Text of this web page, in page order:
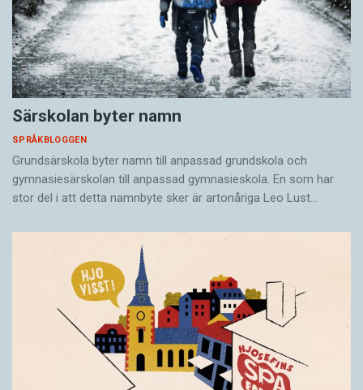
Särskolan byter namn
SPRÅKBLOGGEN
Grundsärskola byter namn till anpassad grundskola och
gymnasiesärskolan till anpassad gymnasieskola. En som har
stor del i att detta namnbyte sker är artonåriga Leo Lust…